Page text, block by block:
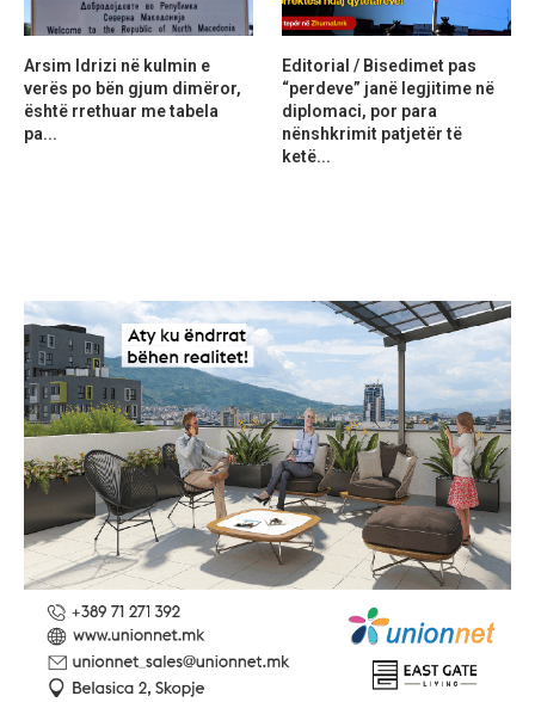
Arsim Idrizi në kulmin e
verës po bën gjum dimëror,
është rrethuar me tabela
pa...
Editorial / Bisedimet pas
“perdeve” janë legjitime në
diplomaci, por para
nënshkrimit patjetër të
ketë...